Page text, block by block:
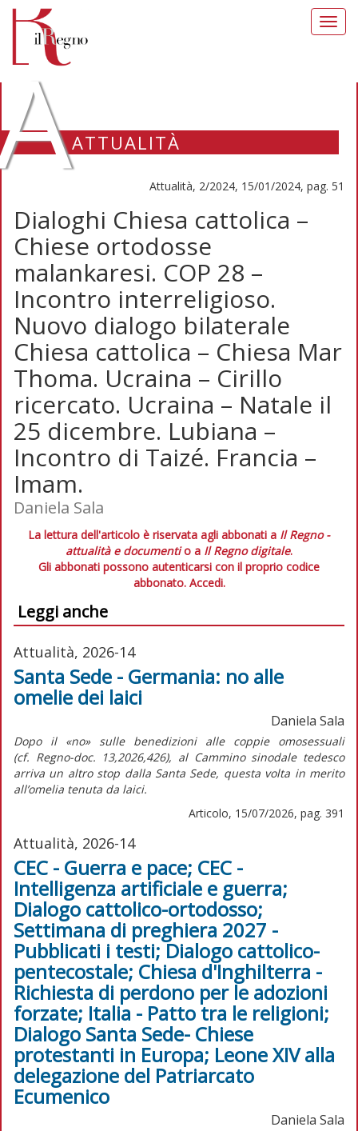
ATTUALITÀ
Attualità, 2/2024, 15/01/2024, pag. 51
Dialoghi Chiesa cattolica –
Chiese ortodosse
malankaresi. COP 28 –
Incontro interreligioso.
Nuovo dialogo bilaterale
Chiesa cattolica – Chiesa Mar
Thoma. Ucraina – Cirillo
ricercato. Ucraina – Natale il
25 dicembre. Lubiana –
Incontro di Taizé. Francia –
Imam.
Daniela Sala
La lettura dell'articolo è riservata agli abbonati a Il Regno -
attualità e documentio a Il Regno digitale.
Gli abbonati possono autenticarsi con il proprio codice
abbonato. Accedi.
Leggi anche
Attualità, 2026-14
Santa Sede - Germania: no alle
omelie dei laici
Daniela Sala
Dopo il «no» sulle benedizioni alle coppie omosessuali
(cf. Regno-doc. 13,2026,426), al Cammino sinodale tedesco
arriva un altro stop dalla Santa Sede, questa volta in merito
all’omelia tenuta da laici.
Articolo, 15/07/2026, pag. 391
Attualità, 2026-14
CEC - Guerra e pace; CEC -
Intelligenza artificiale e guerra;
Dialogo cattolico-ortodosso;
Settimana di preghiera 2027 -
Pubblicati i testi; Dialogo cattolico-
pentecostale; Chiesa d'Inghilterra -
Richiesta di perdono per le adozioni
forzate; Italia - Patto tra le religioni;
Dialogo Santa Sede- Chiese
protestanti in Europa; Leone XIV alla
delegazione del Patriarcato
Ecumenico
Daniela Sala